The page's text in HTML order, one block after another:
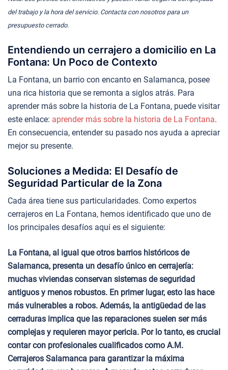
del trabajo y la hora del servicio. Contacta con nosotros para un
presupuesto cerrado.
Entendiendo un cerrajero a domicilio en La
Fontana: Un Poco de Contexto
La Fontana, un barrio con encanto en Salamanca, posee
una rica historia que se remonta a siglos atrás. Para
aprender más sobre la historia de La Fontana, puede visitar
este enlace: aprender más sobre la historia de La Fontana.
En consecuencia, entender su pasado nos ayuda a apreciar
mejor su presente.
Soluciones a Medida: El Desafío de
Seguridad Particular de la Zona
Cada área tiene sus particularidades. Como expertos
cerrajeros en La Fontana, hemos identificado que uno de
los principales desafíos aquí es el siguiente:
La Fontana, al igual que otros barrios históricos de
Salamanca, presenta un desafío único en cerrajería:
muchas viviendas conservan sistemas de seguridad
antiguos y menos robustos. En primer lugar, esto las hace
más vulnerables a robos. Además, la antigüedad de las
cerraduras implica que las reparaciones suelen ser más
complejas y requieren mayor pericia. Por lo tanto, es crucial
contar con profesionales cualificados como A.M.
Cerrajeros Salamanca para garantizar la máxima